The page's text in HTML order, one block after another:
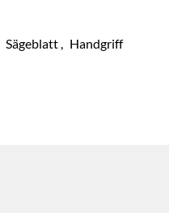
Sägeblatt, Handgriff